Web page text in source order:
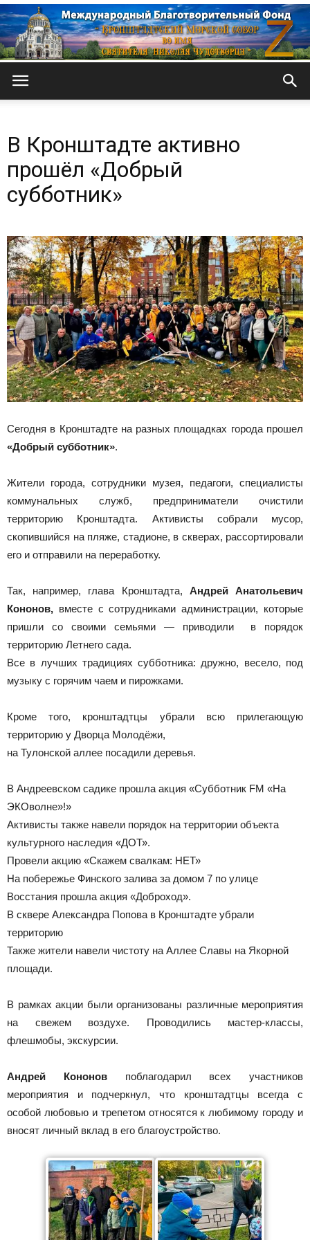
Морской
В Кронштадте активно
прошёл «Добрый
субботник»
Сегодня в Кронштадте на разных площадках города прошел
«Добрый субботник».
Жители города, сотрудники музея, педагоги, специалисты
коммунальных служб, предприниматели очистили
территорию Кронштадта. Активисты собрали мусор,
скопившийся на пляже, стадионе, в скверах, рассортировали
его и отправили на переработку.
Так, например, глава Кронштадта, Андрей Анатольевич
Кононов, вместе с сотрудниками администрации, которые
пришли со своими семьями — приводили в порядок
территорию Летнего сада.
Все в лучших традициях субботника: дружно, весело, под
музыку с горячим чаем и пирожками.
Кроме того, кронштадтцы убрали всю прилегающую
территорию у Дворца Молодёжи,
на Тулонской аллее посадили деревья.
В Андреевском садике прошла акция «Субботник FM «На
ЭКОволне»!»
Активисты также навели порядок на территории объекта
культурного наследия «ДОТ».
Провели акцию «Скажем свалкам: НЕТ»
На побережье Финского залива за домом 7 по улице
Восстания прошла акция «Доброход».
В сквере Александра Попова в Кронштадте убрали
территорию
Также жители навели чистоту на Аллее Славы на Якорной
площади.
В рамках акции были организованы различные мероприятия
на свежем воздухе. Проводились мастер-классы,
флешмобы, экскурсии.
Андрей Кононовпоблагодарил всех участников
мероприятия и подчеркнул, что кронштадтцы всегда с
особой любовью и трепетом относятся к любимому городу и
вносят личный вклад в его благоустройство.